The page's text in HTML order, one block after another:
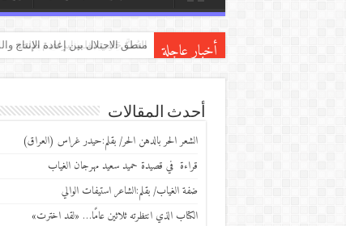
أخبار عاجلة الحُبَّ حَالِي/بقلم:إبراهيم طلحة
حلم مقطوع/بقلم: وداد حيدر(
الشاعرة اللبنانية الدكتورة
أحدث المقالات
الشعر الحر بالدهن الحر/ بقلم:حيدر غراس (العراق)
قراءة في قصيدة حميد سعيد مهرجان الغياب
ضفة الغياب/ بقلم:الشاعر استيفات الوالي
الكتاب الذي انتظرته ثلاثين عامًا… «لقد اخترت»